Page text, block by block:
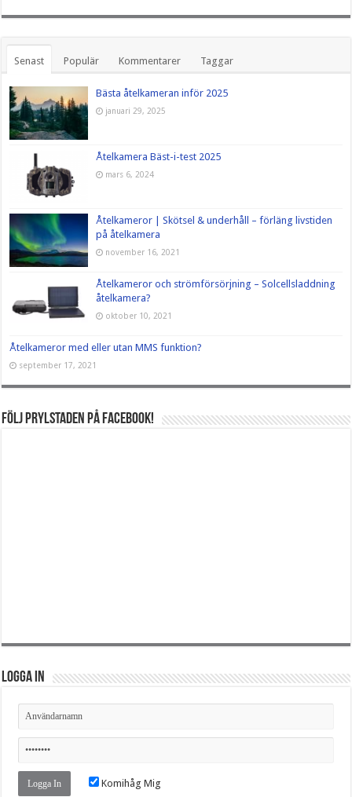
Senast Populär Kommentarer Taggar
Bästa åtelkameran inför 2025
januari 29, 2025
Åtelkamera Bäst-i-test 2025
mars 6, 2024
Åtelkameror | Skötsel & underhåll – förläng livstiden
på åtelkamera
november 16, 2021
Åtelkameror och strömförsörjning – Solcellsladdning
åtelkamera?
oktober 10, 2021
Åtelkameror med eller utan MMS funktion?
september 17, 2021
Följ Prylstaden på Facebook!
Logga in
Komihåg Mig